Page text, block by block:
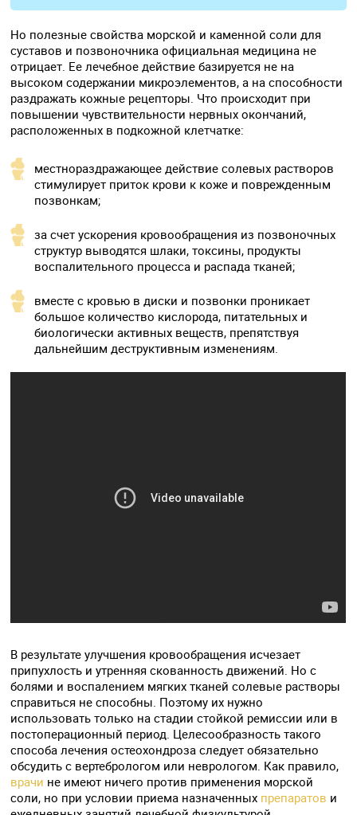
Но полезные свойства морской и каменной соли для
суставов и позвоночника официальная медицина не
отрицает. Ее лечебное действие базируется не на
высоком содержании микроэлементов, а на способности
раздражать кожные рецепторы. Что происходит при
повышении чувствительности нервных окончаний,
расположенных в подкожной клетчатке:
местнораздражающее действие солевых растворов
стимулирует приток крови к коже и поврежденным
позвонкам;
за счет ускорения кровообращения из позвоночных
структур выводятся шлаки, токсины, продукты
воспалительного процесса и распада тканей;
вместе с кровью в диски и позвонки проникает
большое количество кислорода, питательных и
биологически активных веществ, препятствуя
дальнейшим деструктивным изменениям.
В результате улучшения кровообращения исчезает
припухлость и утренняя скованность движений. Но с
болями и воспалением мягких тканей солевые растворы
справиться не способны. Поэтому их нужно
использовать только на стадии стойкой ремиссии или в
постоперационный период. Целесообразность такого
способа лечения остеохондроза следует обязательно
обсудить с вертебрологом или неврологом. Как правило,
врачи не имеют ничего против применения морской
соли, но при условии приема назначенных препаратов и